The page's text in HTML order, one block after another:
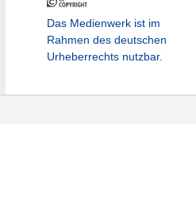
Das Medienwerk ist im
Rahmen des deutschen
Urheberrechts nutzbar.